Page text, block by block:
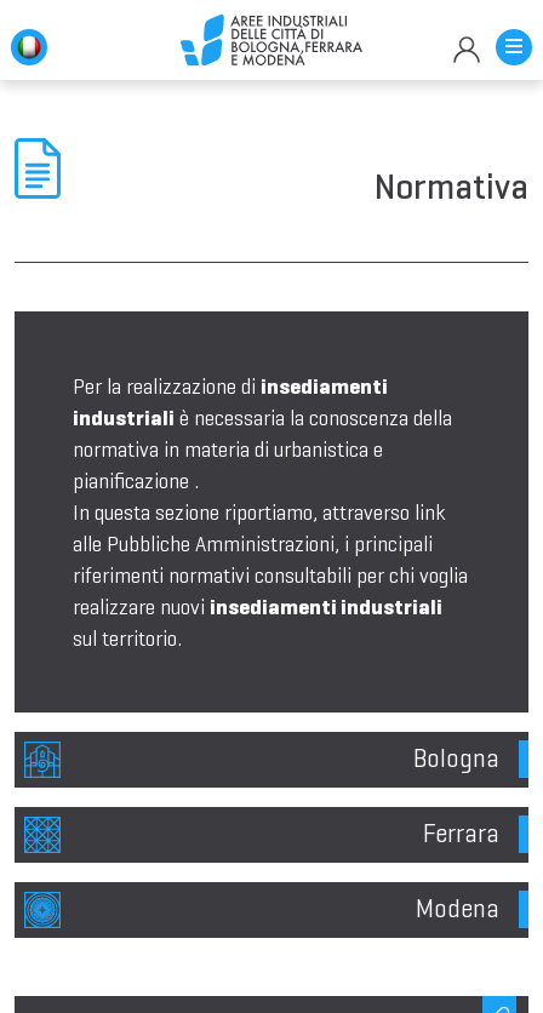
Normativa
Per la realizzazione di insediamenti
industriali è necessaria la conoscenza della
normativa in materia di urbanistica e
pianificazione .
In questa sezione riportiamo, attraverso link
alle Pubbliche Amministrazioni, i principali
riferimenti normativi consultabili per chi voglia
realizzare nuovi insediamenti industriali
sul territorio.
Bologna
Ferrara
Modena